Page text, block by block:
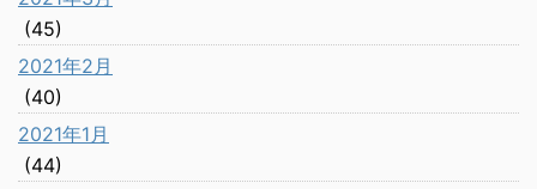
(45)
2021年2月
(40)
2021年1月
(44)